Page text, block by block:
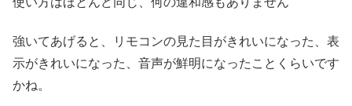
強いてあげると、リモコンの見た目がきれいになった、表
示がきれいになった、音声が鮮明になったことくらいです
かね。